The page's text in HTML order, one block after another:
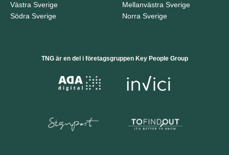
Västra Sverige
Södra Sverige
Mellanvästra Sverige
Norra Sverige
TNG är en del i företagsgruppen Key People Group